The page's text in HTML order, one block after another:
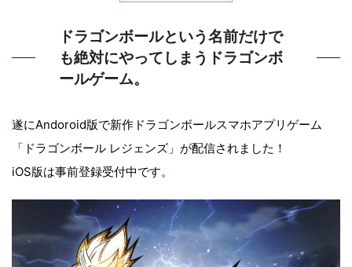
ドラゴンボールという名前だけで
も絶対にやってしまうドラゴンボ
ールゲーム。
遂にAndoroid版で新作ドラゴンボールスマホアプリゲーム
「ドラゴンボール レジェンズ」が配信されました！
iOS版は事前登録受付中です。